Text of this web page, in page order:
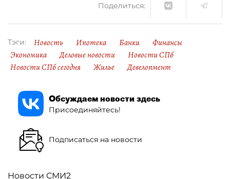
Поделиться:
Тэги: Новость Ипотека Банки
Финансы
Экономика
Деловые новости
Новости СПб
Новости СПб сегодня
Жилье Девелопмент
Обсуждаем новости здесь
Присоединяйтесь!
Подписаться на новости
Новости СМИ2